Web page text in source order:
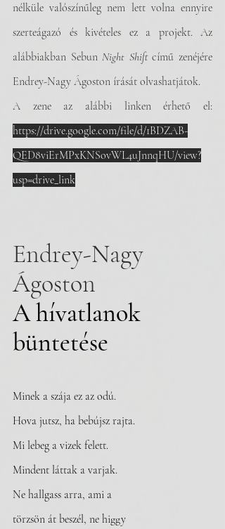
nélküle valószínűleg nem lett volna ennyire
szerteágazó és kivételes ez a projekt. Az
alábbiakban Sebun Night Shift című zenéjére
Endrey-Nagy Ágoston írását olvashatjátok.
https://drive.google.com/file/d/1BDZAB-
QED8viErMPxKNSovWL4uJnnqHU/view?
usp=drive_link
Endrey-Nagy
Ágoston
A hívatlanok
büntetése
Minek a szája ez az odú.
Hova jutsz, ha bebújsz rajta.
Mi lebeg a vizek felett.
Mindent láttak a varjak.
Ne hallgass arra, ami a
törzsön át beszél, ne higgy